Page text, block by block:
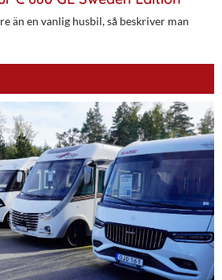
än en vanlig husbil, så beskriver man